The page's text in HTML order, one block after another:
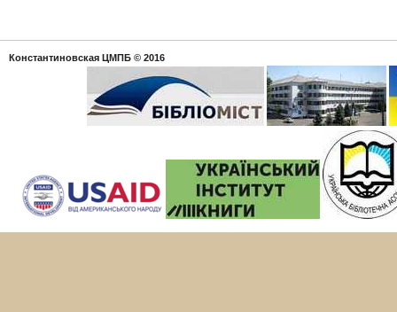
Константиновская ЦМПБ © 2016